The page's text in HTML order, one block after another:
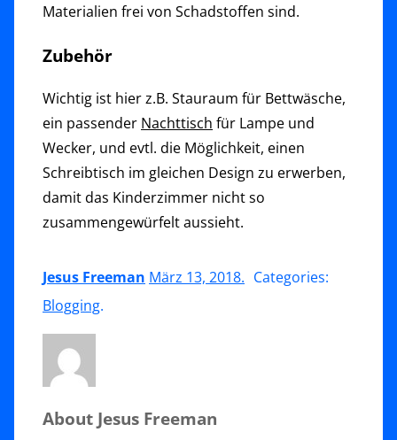
Materialien frei von Schadstoffen sind.
Zubehör
Wichtig ist hier z.B. Stauraum für Bettwäsche,
ein passender Nachttisch für Lampe und
Wecker, und evtl. die Möglichkeit, einen
Schreibtisch im gleichen Design zu erwerben,
damit das Kinderzimmer nicht so
zusammengewürfelt aussieht.
Jesus Freeman März 13, 2018. Categories:
Blogging.
About Jesus Freeman